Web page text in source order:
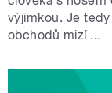
výjimkou. Je
obchodů mizí ...